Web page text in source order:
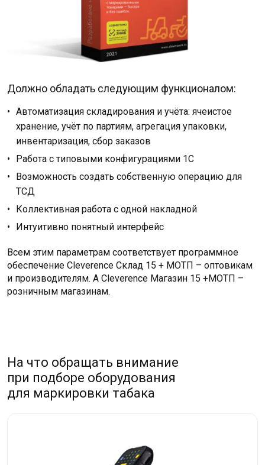
Должно обладать следующим функционалом:
Автоматизация складирования и учёта: ячеистое
хранение, учёт по партиям, агрегация упаковки,
инвентаризация, сбор заказов
Работа с типовыми конфигурациями 1С
Возможность создать собственную операцию для
ТСД
Коллективная работа с одной накладной
Интуитивно понятный интерфейс
Всем этим параметрам соответствует программное
обеспечение Cleverence Склад 15 + МОТП – оптовикам
и производителям. А Cleverence Магазин 15 +МОТП –
розничным магазинам.
На что обращать внимание
при подборе оборудования
для маркировки табака